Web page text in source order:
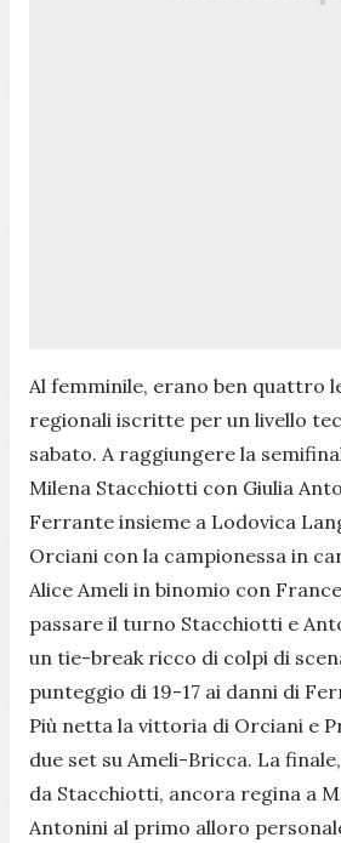
Al femminile, erano ben quattro
regionali iscritte per un livello
sabato. A raggiungere la
Milena Stacchiotti con Giulia
Ferrante insieme a Lodovica
Orciani con la campionessa in
Alice Ameli in binomio con
passare il turno Stacchiotti e
un tie-break ricco di colpi di
punteggio di 19-17 ai danni di
Più netta la vittoria di Orciani e
due set su Ameli-Bricca. La
da Stacchiotti, ancora regina a
Antonini al primo alloro